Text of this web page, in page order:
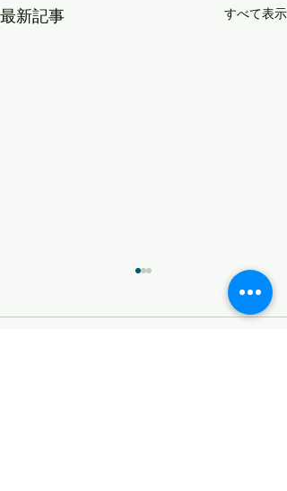
最新記事 すべて表示